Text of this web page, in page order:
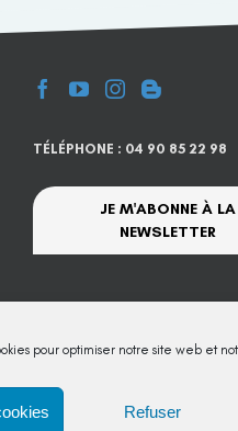
pour optimiser notre site web et
Refuser
TÉLÉPHONE : 04 90 85 22 98
JE M'ABONNE À LA
NEWSLETTER